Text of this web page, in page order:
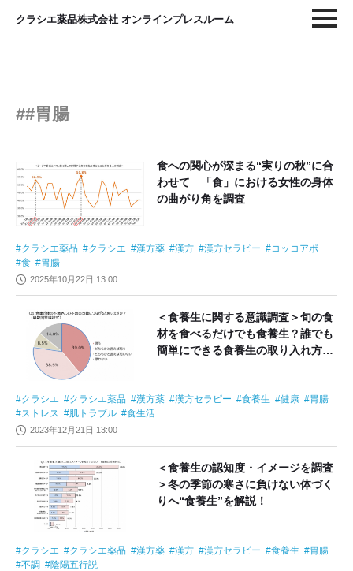
クラシエ薬品株式会社 オンラインプレスルーム
##胃腸
食への関心が深まる“実りの秋”に合
わせて 「食」における女性の身体
の曲がり角を調査
クラシエ薬品 クラシエ 漢方薬 漢方 漢方セラピー
コッコアポ
食
胃腸
2025年10月22日 13:00
＜食養生に関する意識調査＞旬の食
材を食べるだけでも食養生？誰でも
簡単にできる食養生の取り入れ方を
クラシエ クラシエ薬品 漢方薬 漢方セラピー 食養生 健康
胃腸
ストレス
肌トラブル 食生活
2023年12月21日 13:00
＜食養生の認知度・イメージを調査
＞冬の季節の寒さに負けない体づく
りへ“食養生”を解説！
クラシエ クラシエ薬品 漢方薬 漢方 漢方セラピー 食養生
胃腸
不調
陰陽五行説